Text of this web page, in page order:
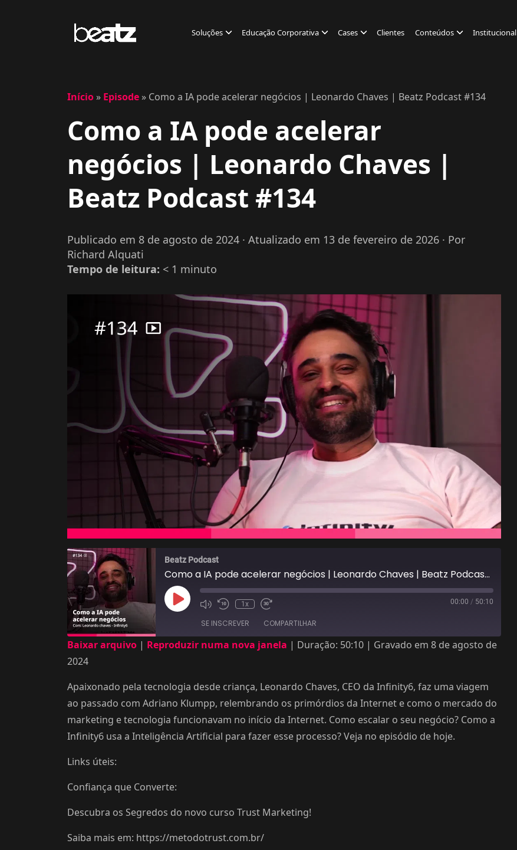
Soluções Educação Corporativa Cases Clientes Conteúdos Institucional
Início » Episode » Como a IA pode acelerar negócios | Leonardo Chaves | Beatz Podcast #134
Como a IA pode acelerar
negócios | Leonardo Chaves |
Beatz Podcast #134
Publicado em 8 de agosto de 2024 · Atualizado em 13 de fevereiro de 2026 · Por
Richard Alquati
Tempo de leitura: < 1 minuto
Beatz Podcast
Como a IA pode acelerar negócios | Leonardo Chaves | Beatz Podcast #134
Reproduzir
episódio
1x 00:00 / 50:10
SE INSCREVER COMPARTILHAR
COMPARTILHAR
LINK
INCORPORAR
Baixar arquivo | Reproduzir numa nova janela | Duração: 50:10 | Gravado em 8 de agosto de
2024
Apaixonado pela tecnologia desde criança, Leonardo Chaves, CEO da Infinity6, faz uma viagem
ao passado com Adriano Klumpp, relembrando os primórdios da Internet e como o mercado do
marketing e tecnologia funcionavam no início da Internet. Como escalar o seu negócio? Como a
Infinity6 usa a Inteligência Artificial para fazer esse processo? Veja no episódio de hoje.
Links úteis:
Confiança que Converte:
Descubra os Segredos do novo curso Trust Marketing!
Saiba mais em: https://metodotrust.com.br/